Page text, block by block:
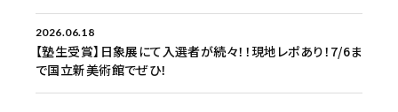
2026.06.18
【塾生受賞】日象展にて入選者が続々！！現地レポあり！7/6ま
で国立新美術館でぜひ！